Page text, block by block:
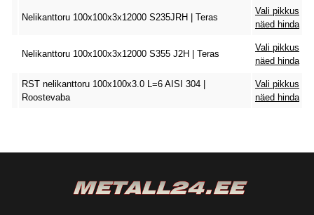
Nelikanttoru 100x100x3x12000 S235JRH | Teras
Vali pikkus
näed hinda
Nelikanttoru 100x100x3x12000 S355 J2H | Teras
Vali pikkus
näed hinda
RST nelikanttoru 100x100x3.0 L=6 AISI 304 |
Roostevaba
Vali pikkus
näed hinda